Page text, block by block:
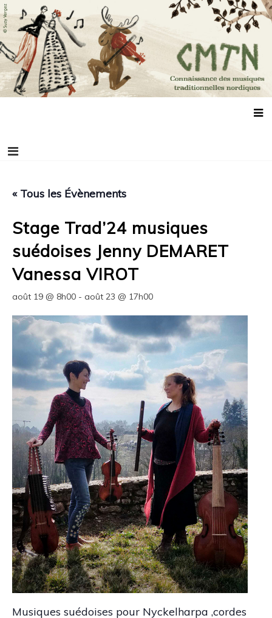
Aller
au
contenu
Connaissance des musiques traditionnelles
nordiques
Association de promotion des musiques, des danses et de la culture
scandinaves
« Tous les Évènements
Stage Trad’24 musiques
suédoises Jenny DEMARET
Vanessa VIROT
août 19 @ 8h00 - août 23 @ 17h00
Musiques suédoises pour Nyckelharpa ,cordes